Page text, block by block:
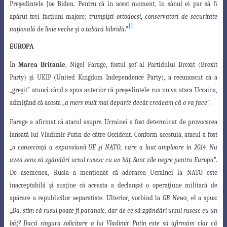
PreşedinteleJoe Biden. Pentru că în acest moment, în sânul ei par să fi
apărut trei facţiuni majore: trumpişti ortodocşi,conservatori de securitate
naţională de linie vecheşi o tabără hibridă.”11
EUROPA
În Marea Britanie , Nigel Farage, fostul şef al Partidului Brexit (Brexit
Party) şi UKIP (United Kingdom Independence Party), a recunoscut că a
„greşit” atunci când a spus anterior că preşedintele rus nu va ataca Ucraina,
admiţând că acesta „ a mers mult mai departe decât credeam că o va face”.
Farage a afirmat că atacul asupra Ucrainei a fost determinat de provocarea
lansată lui Vladimir Putin de către Occident. Conform acestuia, atacul a fost
o consecinţă a expansiunii UE şi NATO, care a luat amploare în 2014. Nu
avea sens să zgândări ursul rusesc cu un băţ. Sunt zile negre pentru Europa”.
De asemenea, Rusia a menţionat că aderarea Ucrainei la NATO este
inacceptabilă şi susţine că aceasta a declanşat o operaţiune militară de
apărare a republicilor separatiste. Ulterior, vorbind laGB News, el a spus:
Da, ştim că rusul poate fi paranoic, dar de ce să zgândări ursul rusesc cu un
băţ? Dacă singura solicitare a lui Vladimir Putin este să afirmăm clar că